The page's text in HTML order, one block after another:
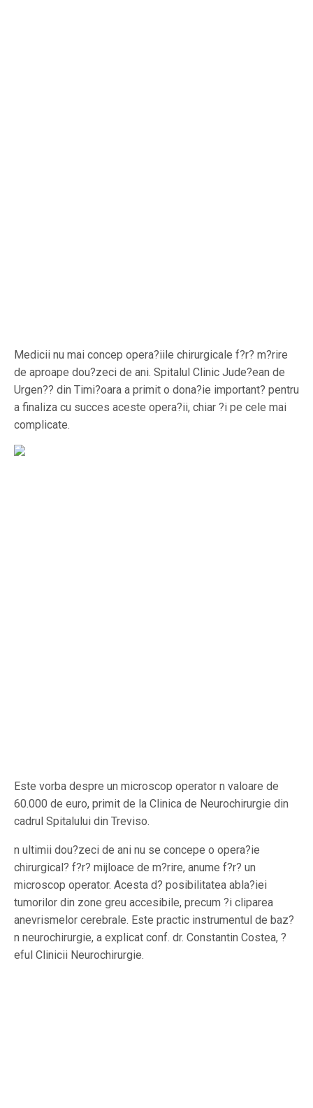
Medicii nu mai concep opera?iile chirurgicale f?r? m?rire
de aproape dou?zeci de ani. Spitalul Clinic Jude?ean de
Urgen?? din Timi?oara a primit o dona?ie important? pentru
a finaliza cu succes aceste opera?ii, chiar ?i pe cele mai
complicate.
Este vorba despre un microscop operator n valoare de
60.000 de euro, primit de la Clinica de Neurochirurgie din
cadrul Spitalului din Treviso.
n ultimii dou?zeci de ani nu se concepe o opera?ie
chirurgical? f?r? mijloace de m?rire, anume f?r? un
microscop operator. Acesta d? posibilitatea abla?iei
tumorilor din zone greu accesibile, precum ?i cliparea
anevrismelor cerebrale. Este practic instrumentul de baz?
n neurochirurgie, a explicat conf. dr. Constantin Costea, ?
eful Clinicii Neurochirurgie.